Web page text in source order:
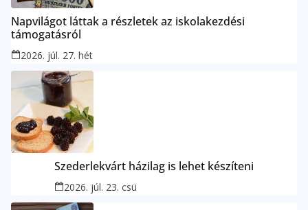
Napvilágot láttak a részletek az iskolakezdési
támogatásról
2026. júl. 27. hét
Szederlekvárt házilag is lehet készíteni
2026. júl. 23. csü